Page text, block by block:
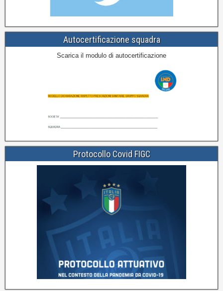
Autocertificazione squadra
Scarica il modulo di autocertificazione
Protocollo Covid FIGC